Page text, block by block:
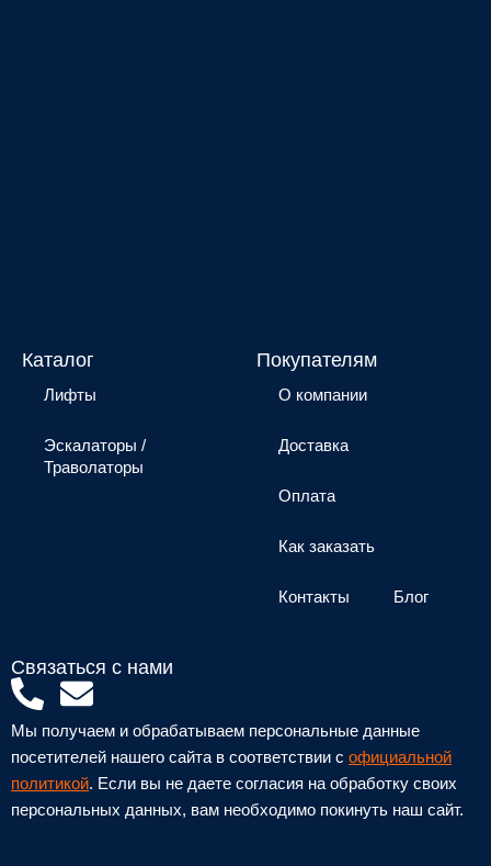
Каталог
Лифты
Эскалаторы /
Траволаторы
Покупателям
О компании
Доставка
Оплата
Как заказать
Контакты Блог
Связаться с нами
P
h
o
n
e
E
n
v
e
l
Мы получаем и обрабатываем персональные данные
посетителей нашего сайта в соответствии с официальной
политикой. Если вы не даете согласия на обработку своих
персональных данных, вам необходимо покинуть наш сайт.